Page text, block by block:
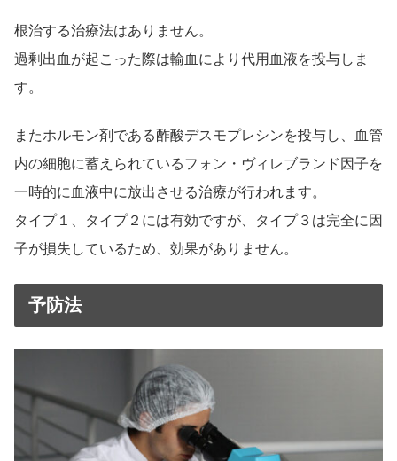
根治する治療法はありません。
過剰出血が起こった際は輸血により代用血液を投与しま
す。
またホルモン剤である酢酸デスモプレシンを投与し、血管
内の細胞に蓄えられているフォン・ヴィレブランド因子を
一時的に血液中に放出させる治療が行われます。
タイプ１、タイプ２には有効ですが、タイプ３は完全に因
子が損失しているため、効果がありません。
予防法